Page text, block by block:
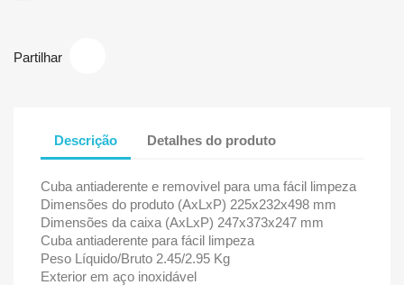
Partilhar
Descrição Detalhes do produto
Cuba antiaderente e removivel para uma fácil limpeza
Dimensões do produto (AxLxP) 225x232x498 mm
Dimensões da caixa (AxLxP) 247x373x247 mm
Cuba antiaderente para fácil limpeza
Peso Líquido/Bruto 2.45/2.95 Kg
Exterior em aço inoxidável